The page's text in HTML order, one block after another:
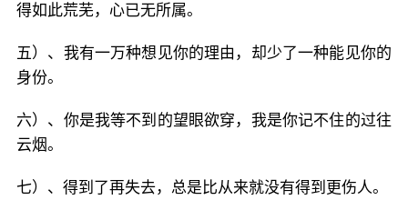
得如此荒芜，心已无所属。
五）、我有一万种想见你的理由，却少了一种能见你的
身份。
六）、你是我等不到的望眼欲穿，我是你记不住的过往
云烟。
七）、得到了再失去，总是比从来就没有得到更伤人。